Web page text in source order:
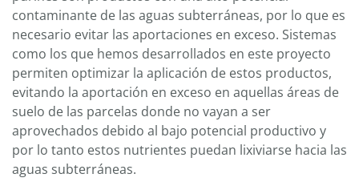
contaminante de las aguas subterráneas, por lo que es
necesario evitar las aportaciones en exceso. Sistemas
como los que hemos desarrollados en este proyecto
permiten optimizar la aplicación de estos productos,
evitando la aportación en exceso en aquellas áreas de
suelo de las parcelas donde no vayan a ser
aprovechados debido al bajo potencial productivo y
por lo tanto estos nutrientes puedan lixiviarse hacia las
aguas subterráneas.